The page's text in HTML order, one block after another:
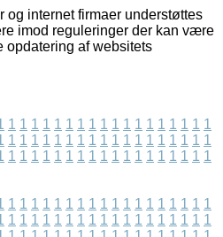
og internet firmaer understøttes
imod reguleringer der kan være
opdatering af websitets
1 1 1 1 1 1 1 1 1 1 1 1 1 1 1 1 1 1
1 1 1 1 1 1 1 1 1 1 1 1 1 1 1 1 1 1
1 1 1 1 1 1 1 1 1 1 1 1 1 1 1 1 1 1
1 1 1 1 1 1 1 1 1 1 1 1 1 1 1 1 1 1
1 1 1 1 1 1 1 1 1 1 1 1 1 1 1 1 1 1